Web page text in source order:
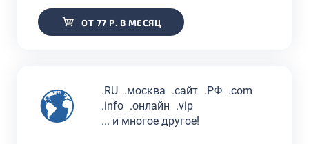
ОТ 77 Р. В МЕСЯЦ
.RU .москва .сайт .РФ .com
.info .онлайн .vip
... и многое другое!